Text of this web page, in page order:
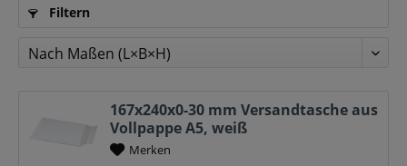
Filtern
167x240x0-30 mm Versandtasche aus
Vollpappe A5, weiß
Merken